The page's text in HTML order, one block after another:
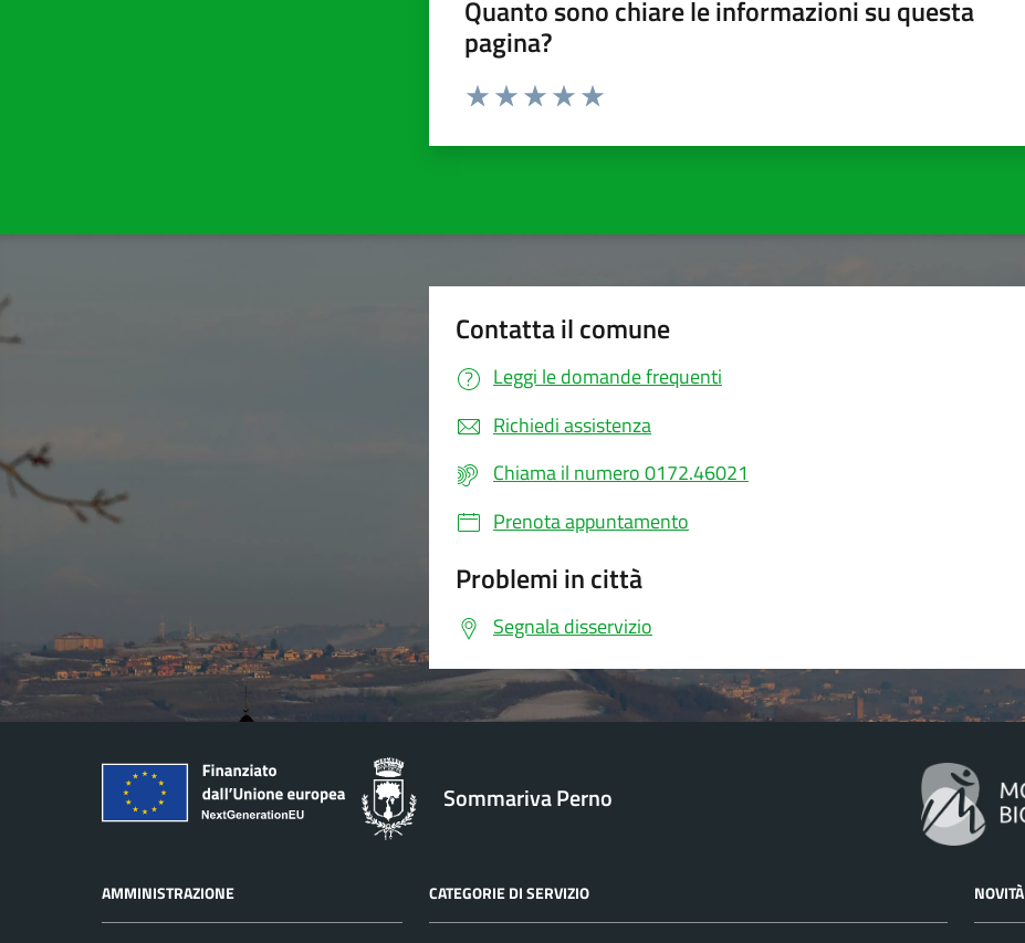
Quanto sono chiare le informazioni su questa
pagina?
Valuta da 1 a 5 stelle la pagina
Contatta il comune
Leggi le domande frequenti
Richiedi assistenza
Chiama il numero 0172.46021
Prenota appuntamento
Problemi in città
Segnala disservizio
Sommariva Perno
AMMINISTRAZIONE CATEGORIE DI SERVIZIO NOVITÀ